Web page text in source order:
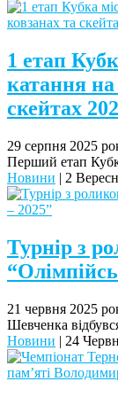
1 етап
катання
скейтах
29 серпня 2025
Перший етап
Новини | 2
Турнір з
21 червня 2025
Шевченка
Новини | 24